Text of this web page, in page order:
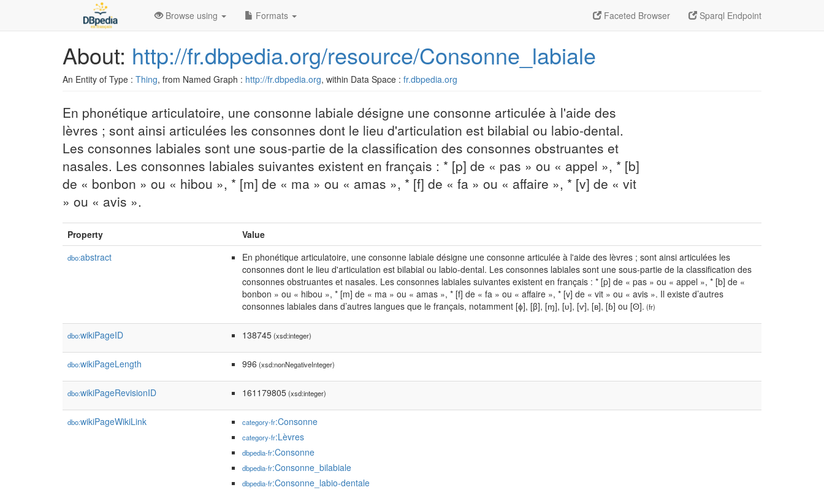
Faceted Browser Sparql Endpoint
Browse using Formats
About: http://fr.dbpedia.org/resource/Consonne_labiale
An Entity of Type : Thing, from Named Graph : http://fr.dbpedia.org, within Data Space : fr.dbpedia.org
En phonétique articulatoire, une consonne labiale désigne une consonne articulée à l'aide des
lèvres ; sont ainsi articulées les consonnes dont le lieu d'articulation est bilabial ou labio-dental.
Les consonnes labiales sont une sous-partie de la classification des consonnes obstruantes et
nasales. Les consonnes labiales suivantes existent en français : * [p] de « pas » ou « appel », * [b]
de « bonbon » ou « hibou », * [m] de « ma » ou « amas », * [f] de « fa » ou « affaire », * [v] de « vit
» ou « avis ».
Property Value
dbo:abstract
En phonétique articulatoire, une consonne labiale désigne une consonne articulée à l'aide des lèvres ; sont ainsi articulées les
consonnes dont le lieu d'articulation est bilabial ou labio-dental. Les consonnes labiales sont une sous-partie de la classification des
consonnes obstruantes et nasales. Les consonnes labiales suivantes existent en français : * [p] de « pas » ou « appel », * [b] de «
bonbon » ou « hibou », * [m] de « ma » ou « amas », * [f] de « fa » ou « affaire », * [v] de « vit » ou « avis ». Il existe d’autres
consonnes labiales dans d’autres langues que le français, notamment [ɸ], [β], [ɱ], [ʋ], [ⱱ], [ʙ], [ɓ] ou [ʘ]. (fr)
dbo:wikiPageID 138745(xsd:integer)
dbo:wikiPageLength 996 (xsd:nonNegativeInteger)
dbo:wikiPageRevisionID 161179805(xsd:integer)
dbo:wikiPageWikiLink category-fr:Consonne
category-fr:Lèvres
dbpedia-fr:Consonne
dbpedia-fr:Consonne_bilabiale
dbpedia-fr:Consonne_labio-dentale